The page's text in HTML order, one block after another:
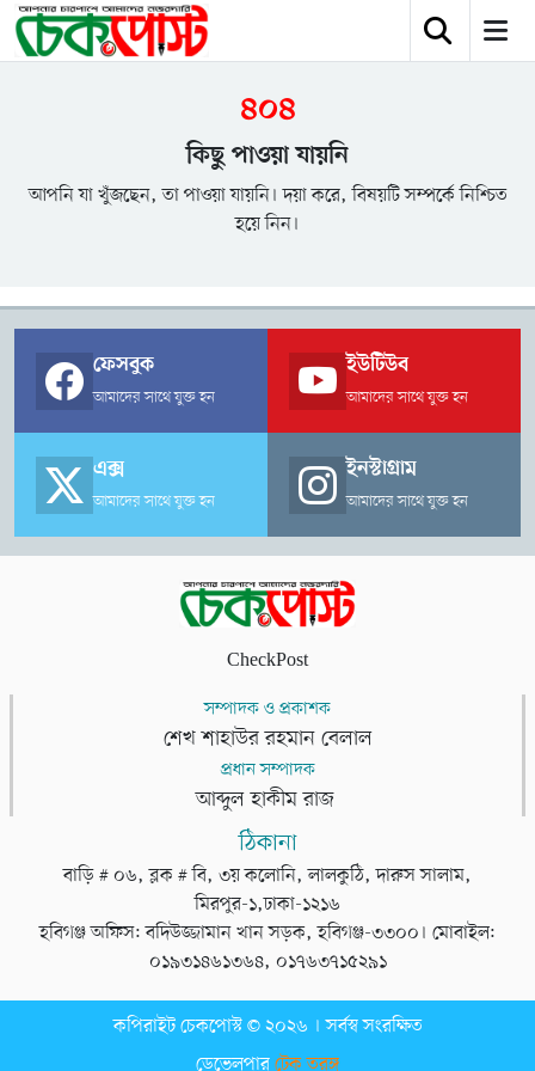
৪০৪
কিছু পাওয়া যায়নি
আপনি যা খুঁজছেন, তা পাওয়া যায়নি। দয়া করে, বিষয়টি সম্পর্কে নিশ্চিত
হয়ে নিন।
ফেসবুক
আমাদের সাথে যুক্ত হন
ইউটিউব
আমাদের সাথে যুক্ত হন
এক্স
আমাদের সাথে যুক্ত হন
ইনস্টাগ্রাম
আমাদের সাথে যুক্ত হন
CheckPost
সম্পাদক ও প্রকাশক
শেখ শাহাউর রহমান বেলাল
প্রধান সম্পাদক
আব্দুল হাকীম রাজ
ঠিকানা
বাড়ি # ০৬, ব্লক # বি, ৩য় কলোনি, লালকুঠি, দারুস সালাম,
মিরপুর-১,ঢাকা-১২১৬
হবিগঞ্জ অফিস: বদিউজ্জামান খান সড়ক, হবিগঞ্জ-৩৩০০। মোবাইল:
০১৯৩১৪৬১৩৬৪, ০১৭৬৩৭১৫২৯১
কপিরাইট চেকপোস্ট © ২০২৬ । সর্বস্ব সংরক্ষিত
ডেভেলপারটেক তরঙ্গ